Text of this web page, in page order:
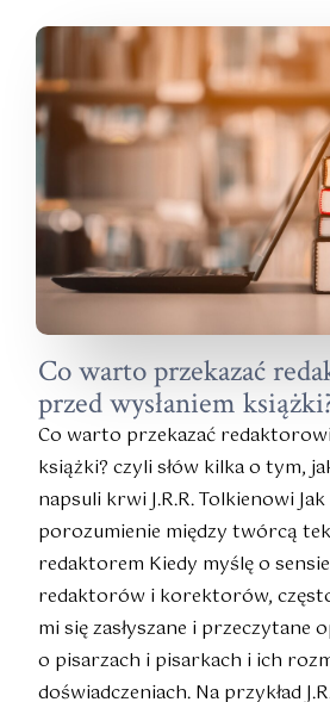
Co warto przekazać
przed wysłaniem
Co warto przekazać
książki? czyli słów kilka o tym,
napsuli krwi J.R.R. Tolkienowi
porozumienie między twórcą
redaktorem Kiedy myślę o
redaktorów i korektorów,
mi się zasłyszane i przeczytane
o pisarzach i pisarkach i ich
doświadczeniach. Na przykład